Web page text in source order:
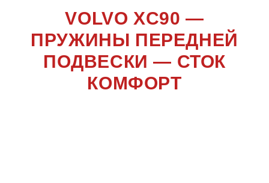
VOLVO XC90 —
ПРУЖИНЫ ПЕРЕДНЕЙ
ПОДВЕСКИ — СТОК
КОМФОРТ